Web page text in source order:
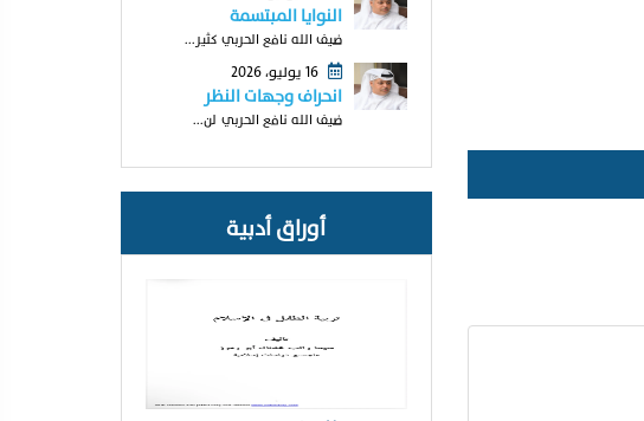
النوايا المبتسمة
ضيف الله نافع الحربي كثير...
انحراف وجهات النظر
ضيف الله نافع الحربي لن...
أوراق أدبية